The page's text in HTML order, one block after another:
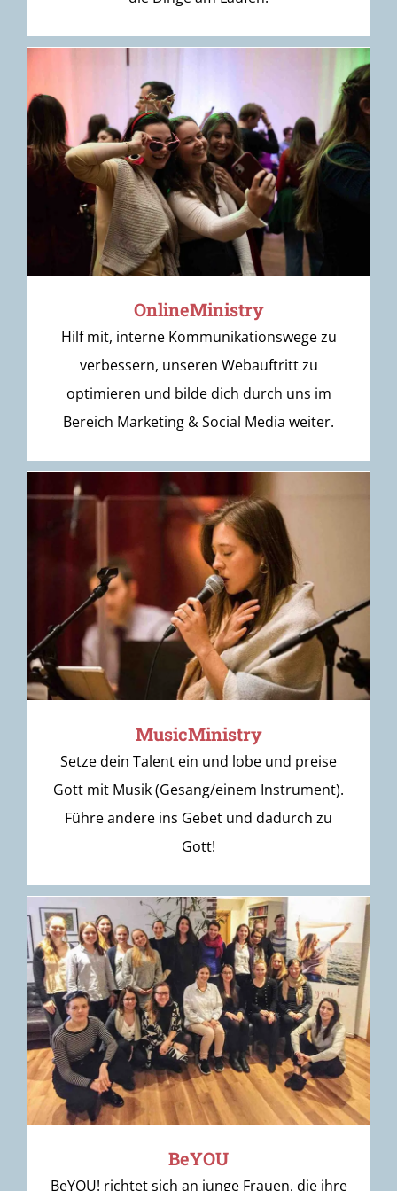
OnlineMinistry
Hilf mit, interne Kommunikationswege zu
verbessern, unseren Webauftritt zu
optimieren und bilde dich durch uns im
Bereich Marketing & Social Media weiter.
MusicMinistry
Setze dein Talent ein und lobe und preise
Gott mit Musik (Gesang/einem Instrument).
Führe andere ins Gebet und dadurch zu
Gott!
BeYOU
BeYOU! richtet sich an junge Frauen, die ihre